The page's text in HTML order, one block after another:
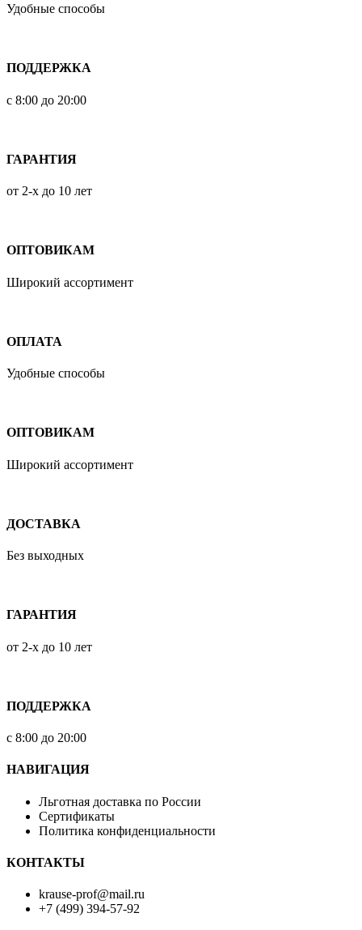
Удобные способы
ПОДДЕРЖКА
с 8:00 до 20:00
ГАРАНТИЯ
от 2-х до 10 лет
ОПТОВИКАМ
Широкий ассортимент
ОПЛАТА
Удобные способы
ОПТОВИКАМ
Широкий ассортимент
ДОСТАВКА
Без выходных
ГАРАНТИЯ
от 2-х до 10 лет
ПОДДЕРЖКА
с 8:00 до 20:00
НАВИГАЦИЯ
Льготная доставка по России
Сертификаты
Политика конфиденциальности
КОНТАКТЫ
krause-prof@mail.ru
+7 (499) 394-57-92